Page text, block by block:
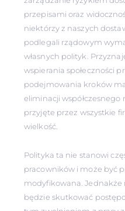
przepisami oraz
niektórzy z naszych
podlegali rządowym
własnych polityk.
wspierania społeczności
podejmowania kroków
eliminacji
przyjęte przez wszystkie
wielkość.
Polityka ta nie stanowi
pracowników i może być
modyfikowana.
będzie skutkować